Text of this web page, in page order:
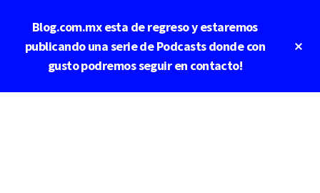
contenido
principal
Blog.com.mx esta de regreso y estaremos
publicando una serie de Podcasts donde con
gusto podremos seguir en contacto!